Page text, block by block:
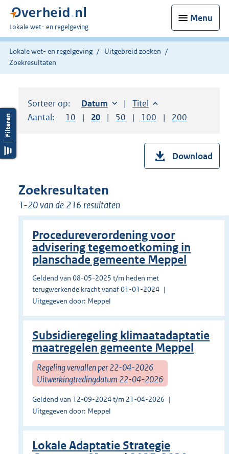
Menu
U
bent
hier:
Lokale wet- en regelgeving
Lokale wet- en regelgeving
Uitgebreid zoeken
Zoekresultaten
Sorteer op: Sorteer op:
Datum oplopendSorteer op:
Titel oplopend
Aantal:
Toon
10 resultaten per pagina
Toon
20 resultaten per pagina
Toon
50 resultaten per pagina
Toon
100 resultaten per
Toon
200
Download
Zoekresultaten
1-20 van de 216 resultaten
Procedureverordening voor
advisering tegemoetkoming in
planschade gemeente Meppel
Geldend van 08-05-2025 t/m heden met
terugwerkende kracht vanaf 01-01-2024
Uitgegeven door: Meppel
Subsidieregeling klimaatadaptatie
maatregelen gemeente Meppel
Regeling vervallen per 22-04-2026
Uitwerkingtredingdatum 22-04-2026
Geldend van 12-09-2024 t/m 21-04-2026
Uitgegeven door: Meppel
Lokale Adaptatie Strategie